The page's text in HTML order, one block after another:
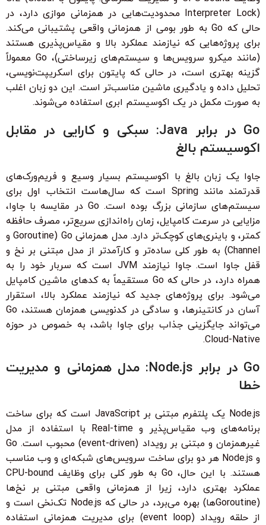
Interpreter Lock) محدودیت‌هایی در همزمانی موازی دارد، در
حالی که Go به طور بومی از همزمانی واقعی پشتیبانی می‌کند.
برای پروژه‌هایی که نیازمند عملکرد بالا و مقیاس‌پذیری هستند
(مانند میکرو سرویس‌ها و سیستم‌های زیرساختی)، Go معمولاً
گزینه بهتری است، در حالی که پایتون برای اسکریپت‌نویسی،
تحلیل داده و یادگیری ماشین مناسب‌تر است. این دو زبان اغلب
به صورت مکمل در یک اکوسیستم ابری استفاده می‌شوند.
Go در برابر Java: سبکی و کارایی در مقابل
اکوسیستم بالغ
جاوا یک زبان بالغ با اکوسیستم بسیار وسیع و فریم‌ورک‌های
قدرتمند مانند Spring است که سال‌هاست انتخاب اول برای
سیستم‌های سازمانی بزرگ بوده است. Go در مقایسه با جاوا،
مزایایی در سرعت کامپایل، زمان راه‌اندازی سریع‌تر، مصرف حافظه
کمتر، و باینری‌های کوچک‌تر دارد. مدل همزمانی Go (Goroutine و
Channel) به طور کلی ساده‌تر و کارآمدتر از مدل مبتنی بر نخ و
قفل جاوا است. جاوا نیازمند JVM است که سربار خود را به
همراه دارد، در حالی که Go مستقیماً به کدهای ماشین کامپایل
می‌شود. برای پروژه‌های جدید که نیازمند عملکرد بالا، استقرار
آسان در کانتینرها، و سادگی در کدنویسی همزمان هستند، Go
می‌تواند جایگزینی جذاب برای جاوا باشد، به خصوص در حوزه
Cloud-Native.
Go در برابر Node.js: مدل همزمانی و مدیریت
خطا
Node.js یک پلتفرم مبتنی بر JavaScript است که برای ساخت
برنامه‌های وب مقیاس‌پذیر و Real-time با استفاده از مدل
غیرهمزمان و مبتنی بر رویداد (event-driven) محبوب است. Go
و Node.js هر دو برای ساخت سرویس‌های شبکه‌ای و وب مناسب
هستند. با این حال، Go به طور کلی برای وظایف CPU-bound
عملکرد بهتری دارد، زیرا از همزمانی واقعی مبتنی بر نخ‌ها
(Goroutineها) بهره می‌برد، در حالی که Node.js تک‌نخی است و
از حلقه رویداد (event loop) برای مدیریت همزمانی استفاده